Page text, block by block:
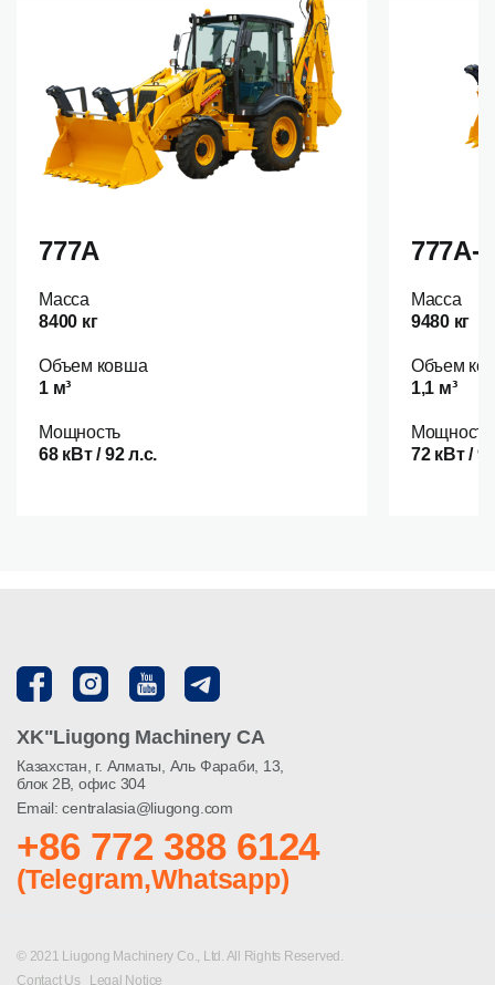
777A
Масса
8400 кг
Объем ковша
1 м³
Мощность
68 кВт / 92 л.с.
777A-
Масса
9480 кг
Объем
1,1 м³
Мощность
72 кВт /
XK"Liugong Machinery CA
Казахстан, г. Алматы, Аль Фараби, 13,
блок 2В, офис 304
Email: centralasia@liugong.com
+86 772 388 6124
(Telegram,Whatsapp)
© 2021 Liugong Machinery Co., Ltd. All Rights Reserved.
Contact Us
Legal Notice